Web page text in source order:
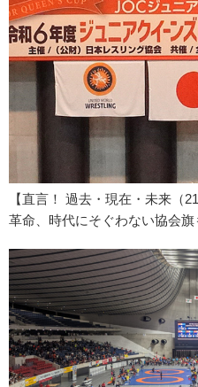
【直言！ 過去・現在・未来（
革命、時代にそぐわない協会旗